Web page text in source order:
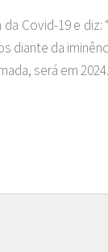
da Covid-19 e
da
será em 2024.